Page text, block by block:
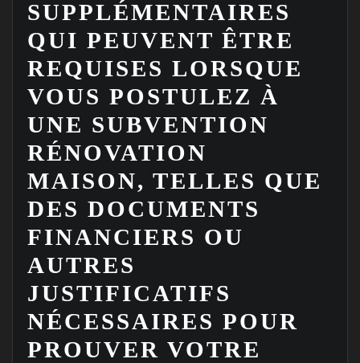
SUPPLÉMENTAIRES
QUI PEUVENT ÊTRE
REQUISES LORSQUE
VOUS POSTULEZ À
UNE SUBVENTION
RÉNOVATION
MAISON, TELLES QUE
DES DOCUMENTS
FINANCIERS OU
AUTRES
JUSTIFICATIFS
NÉCESSAIRES POUR
PROUVER VOTRE